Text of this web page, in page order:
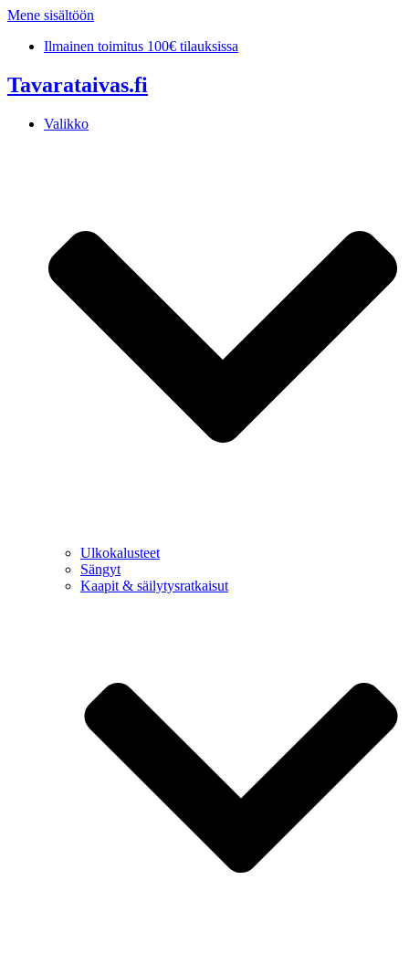
Mene sisältöön
Ilmainen toimitus 100€ tilauksissa
Tavarataivas.fi
Valikko
Ulkokalusteet
Sängyt
Kaapit & säilytysratkaisut